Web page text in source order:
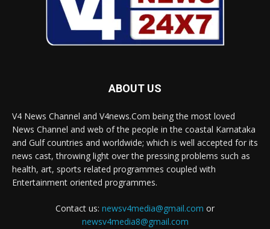
ABOUT US
V4 News Channel and V4news.Com being the most loved
News Channel and web of the people in the coastal Karnataka
and Gulf countries and worldwide; which is well accepted for its
news cast, throwing light over the pressing problems such as
health, art, sports related programmes coupled with
Entertainment oriented programmes.
Contact us: newsv4media@gmail.com or
newsv4media8@gmail.com